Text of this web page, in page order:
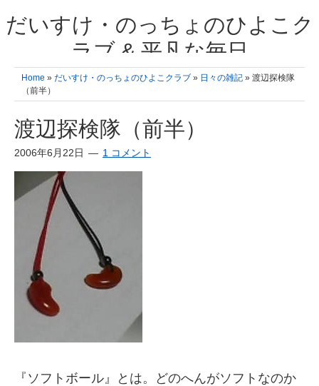
だいすけ・のっちょのひよこク
ラブ & 平凡な毎日
我が家の3人のひよこ成長日記と雑記 何十年後かに、大きくなったひよ
こ達とこの成長記を読み返すことを夢見て。& 3児ママの平凡日記 日々
の楽しいこと、便利グッズの紹介
Home » だいすけ・のっちょのひよこクラブ » 日々の雑記 » 渡辺探検隊
（前半）
渡辺探検隊（前半）
2006年6月22日 1 コメント
『ソフトボール』とは。どのへんがソフトなのか